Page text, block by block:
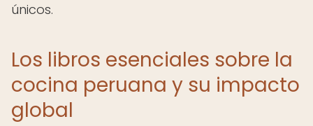
únicos.
Los libros esenciales sobre la
cocina peruana y su impacto
global